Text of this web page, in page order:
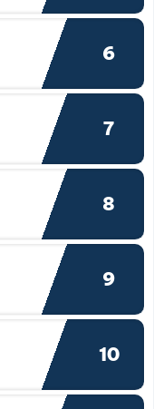
6
7
8
9
10